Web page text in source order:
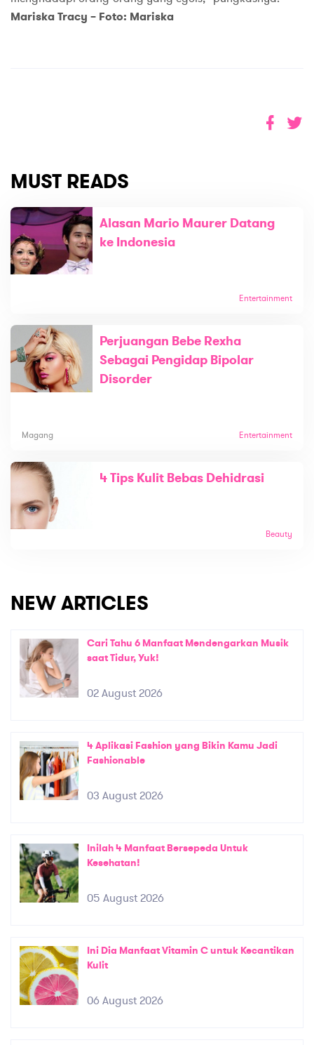
Mariska Tracy – Foto: Mariska
MUST READS
Alasan Mario Maurer Datang
ke Indonesia
Entertainment
Perjuangan Bebe Rexha
Sebagai Pengidap Bipolar
Disorder
Magang Entertainment
4 Tips Kulit Bebas Dehidrasi
Beauty
NEW ARTICLES
Cari Tahu 6 Manfaat Mendengarkan Musik
saat Tidur, Yuk!
02 August 2026
4 Aplikasi Fashion yang Bikin Kamu Jadi
Fashionable
03 August 2026
Inilah 4 Manfaat Bersepeda Untuk
Kesehatan!
05 August 2026
Ini Dia Manfaat Vitamin C untuk Kecantikan
Kulit
06 August 2026